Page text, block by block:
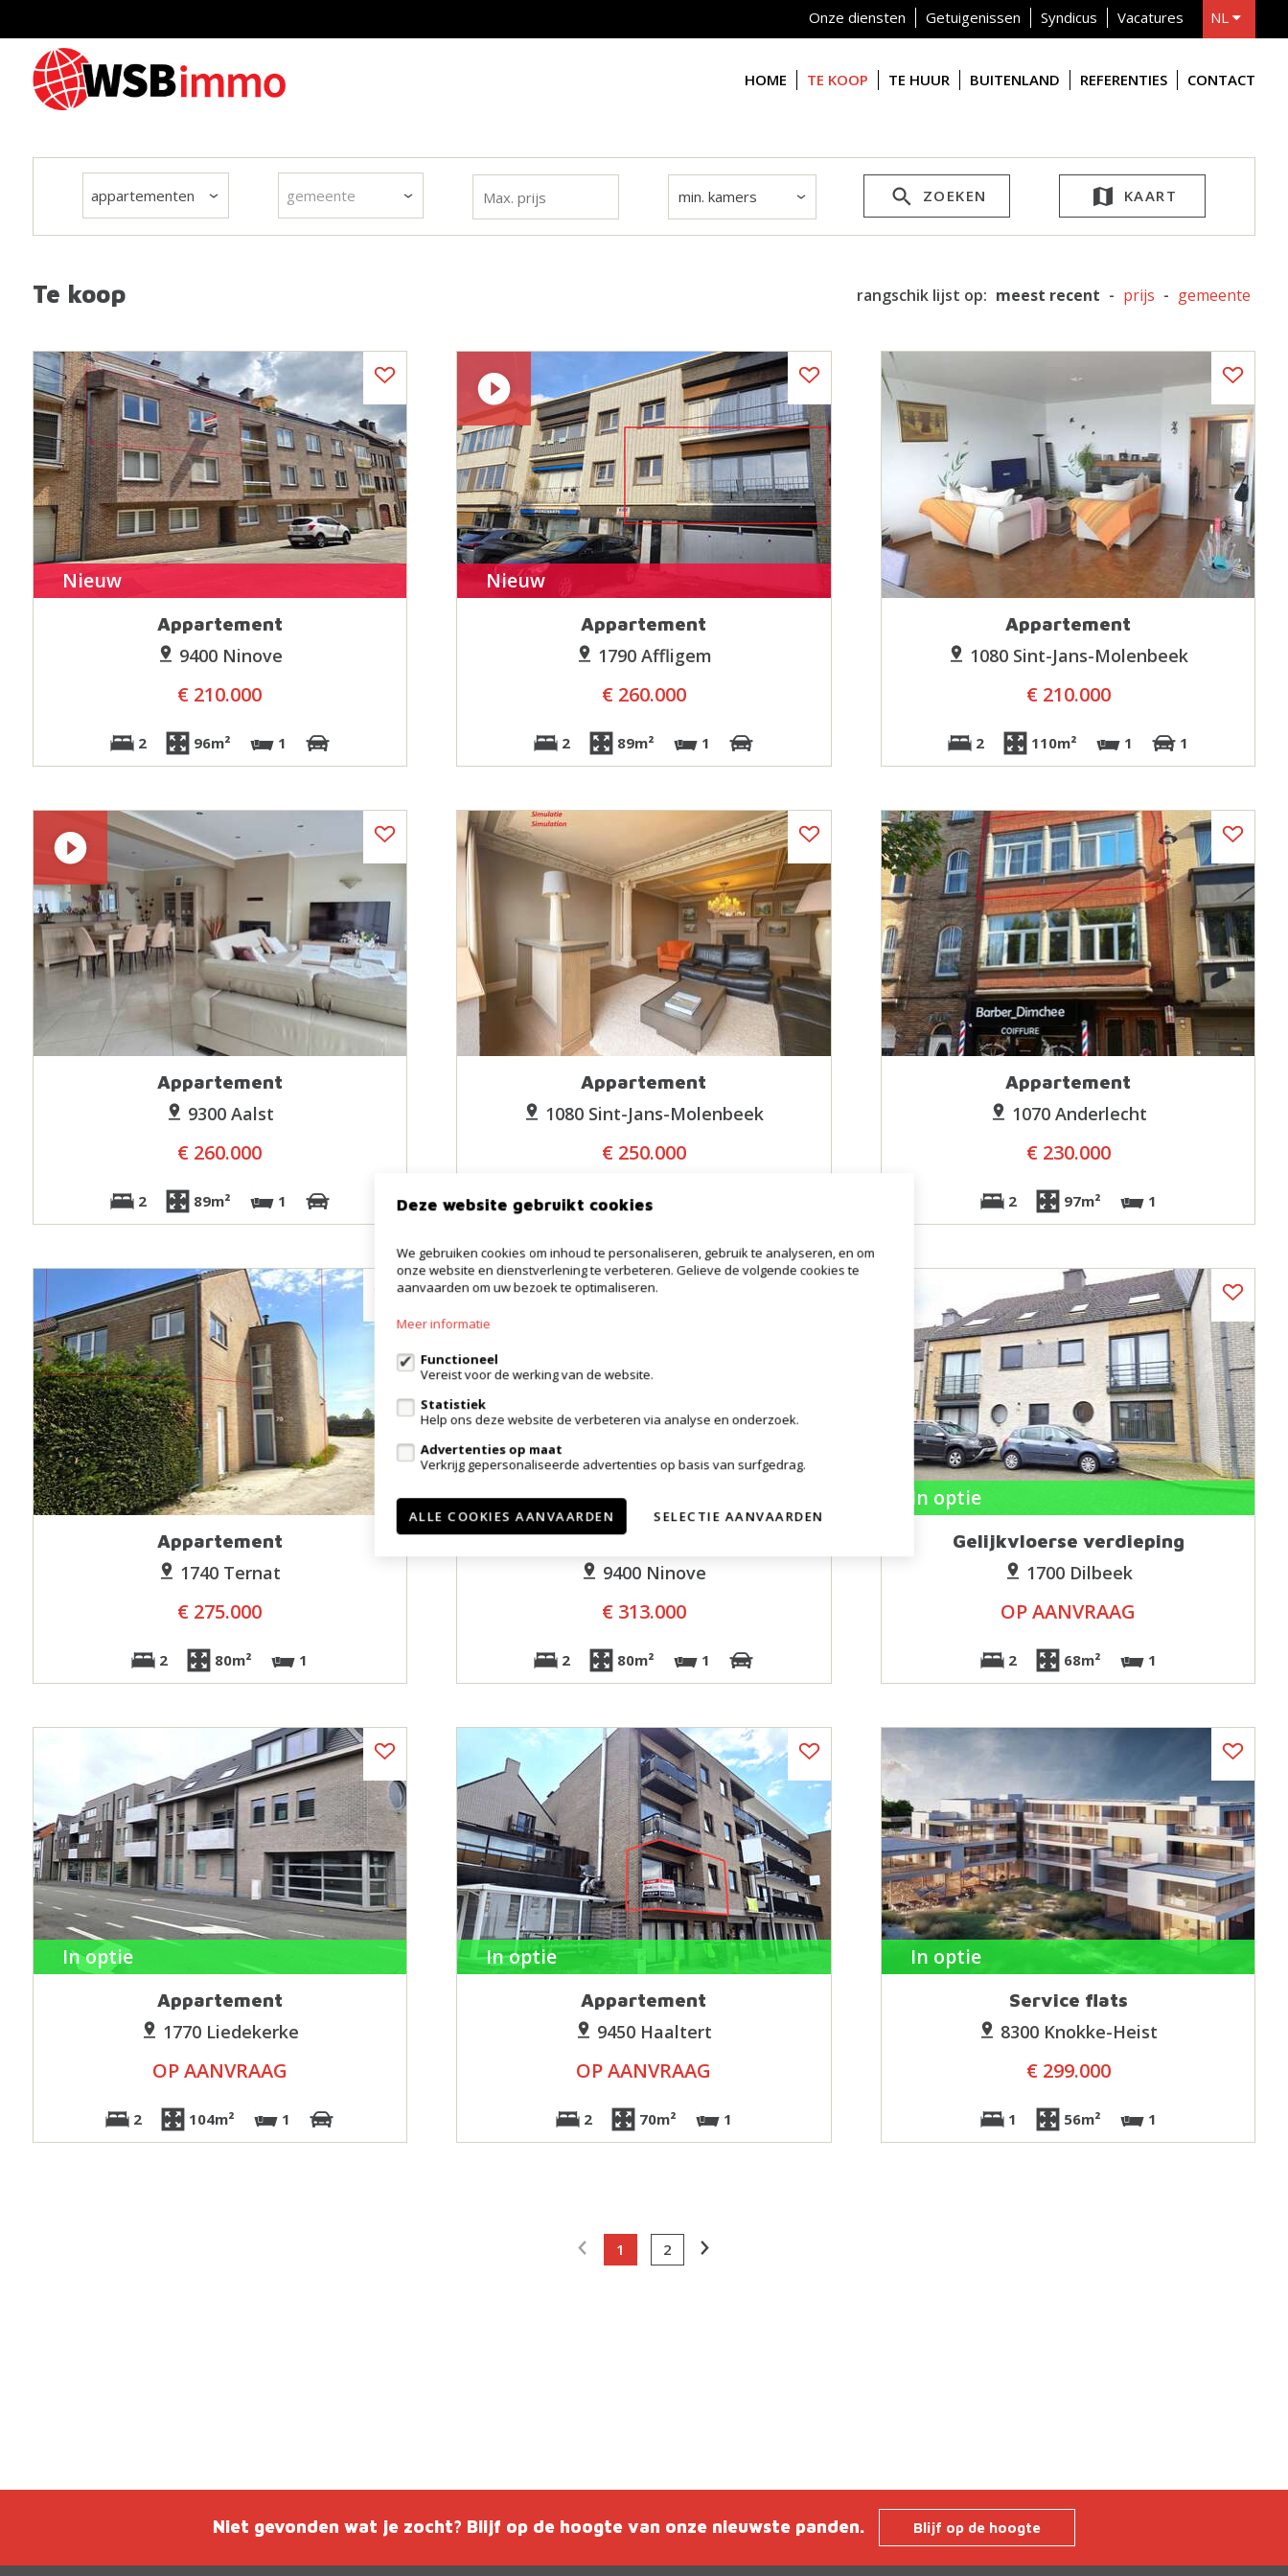
Onze diensten Getuigenissen Syndicus Vacatures
NL
HOME
TE KOOP TE HUUR BUITENLAND REFERENTIES CONTACT
appartementen gemeente ZOEKEN KAART
Te koop rangschik lijst op: meest recent - prijs - gemeente
Nieuw
Appartement
9400 Ninove
€ 210.000
2 96m² 1
Nieuw
Appartement
1790 Affligem
€ 260.000
2 89m² 1
Appartement
1080 Sint-Jans-Molenbeek
€ 210.000
2 110m² 1 1
Appartement
9300 Aalst
€ 260.000
2 89m² 1
Appartement
1080 Sint-Jans-Molenbeek
€ 250.000
3 132m²
Appartement
1070 Anderlecht
€ 230.000
2 97m² 1
Appartement
1740 Ternat
€ 275.000
2 80m² 1
In optie
Appartement
9400 Ninove
€ 313.000
2 80m² 1
In optie
Gelijkvloerse verdieping
1700 Dilbeek
OP AANVRAAG
2 68m² 1
In optie
Appartement
1770 Liedekerke
OP AANVRAAG
2 104m² 1
In optie
Appartement
9450 Haaltert
OP AANVRAAG
2 70m² 1
In optie
Service flats
8300 Knokke-Heist
€ 299.000
1 56m² 1
1 2
Niet gevonden wat je zocht? Blijf op de hoogte van onze nieuwste panden. Blijf op de hoogte
Deze website gebruikt cookies
We gebruiken cookies om inhoud te personaliseren, gebruik te analyseren, en om
onze website en dienstverlening te verbeteren. Gelieve de volgende cookies te
aanvaarden om uw bezoek te optimaliseren.
Meer informatie
Functioneel
Vereist voor de werking van de website.
Statistiek
Help ons deze website de verbeteren via analyse en onderzoek.
Advertenties op maat
Verkrijg gepersonaliseerde advertenties op basis van surfgedrag.
ALLE COOKIES AANVAARDEN SELECTIE AANVAARDEN